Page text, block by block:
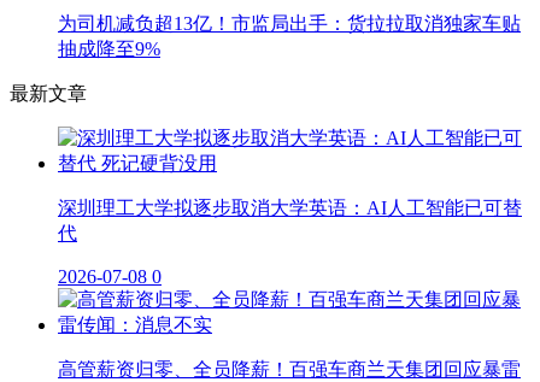
为司机减负超13亿！市监局出手：货拉拉取消独家车贴
抽成降至9%
最新文章
深圳理工大学拟逐步取消大学英语：AI人工智能已可替
代
2026-07-08 0
高管薪资归零、全员降薪！百强车商兰天集团回应暴雷